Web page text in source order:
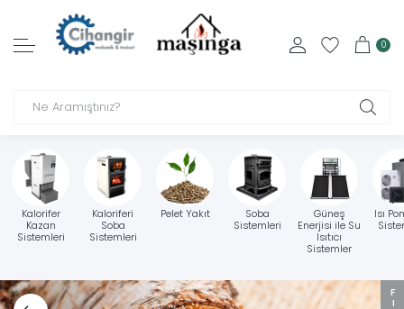
0
Kalorifer
Kazan
Sistemleri
Kaloriferi
Soba
Sistemleri
Pelet Yakıt
Soba
Sistemleri
Güneş
Enerjisi ile Su
Isıtıcı
Sistemler
Isı